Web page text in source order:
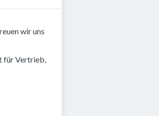
wir uns
für Vertrieb,